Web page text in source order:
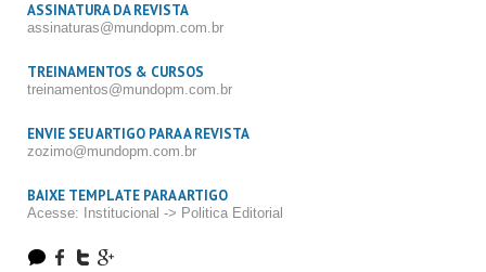
ASSINATURA DA REVISTA
assinaturas@mundopm.com.br
TREINAMENTOS & CURSOS
treinamentos@mundopm.com.br
ENVIE SEU ARTIGO PARA A REVISTA
zozimo@mundopm.com.br
BAIXE TEMPLATE PARA ARTIGO
Acesse: Institucional -> Politica Editorial